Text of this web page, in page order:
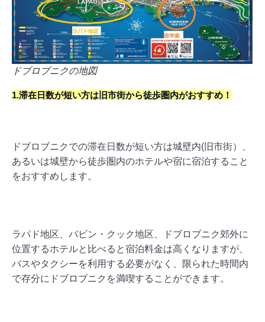
ドブロブニクの地図
1.滞在日数が短い方は旧市街から徒歩圏内がおすすめ！
ドブロブニクでの滞在日数が短い方は城壁内(旧市街）、
あるいは城壁から徒歩圏内のホテルや宿に宿泊すること
をおすすめします。
ラパド地区、バビン・クック地区、ドブロブニク郊外に
位置するホテルと比べると宿泊料金は高くなりますが、
バスやタクシーを利用する必要がなく、限られた時間内
で存分にドブロブニクを満喫することができます。